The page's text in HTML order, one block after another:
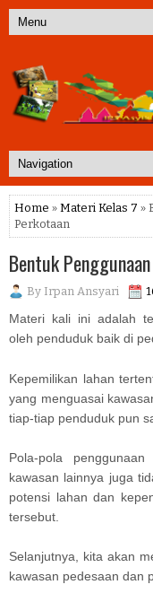
Home » Materi Kelas 7 »
Perkotaan
Bentuk
By Irpan Ansyari
Materi kali ini adalah
oleh penduduk baik di
Kepemilikan lahan
yang menguasai
tiap-tiap penduduk pun
Pola-pola
kawasan lainnya juga
potensi lahan dan
tersebut.
Selanjutnya, kita akan
kawasan pedesaan dan